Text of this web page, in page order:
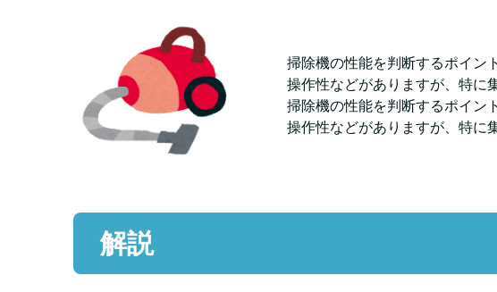
掃除機の性能を判断するポイン
操作性などがありますが、特に
掃除機の性能を判断するポイン
操作性などがありますが、特に
解説